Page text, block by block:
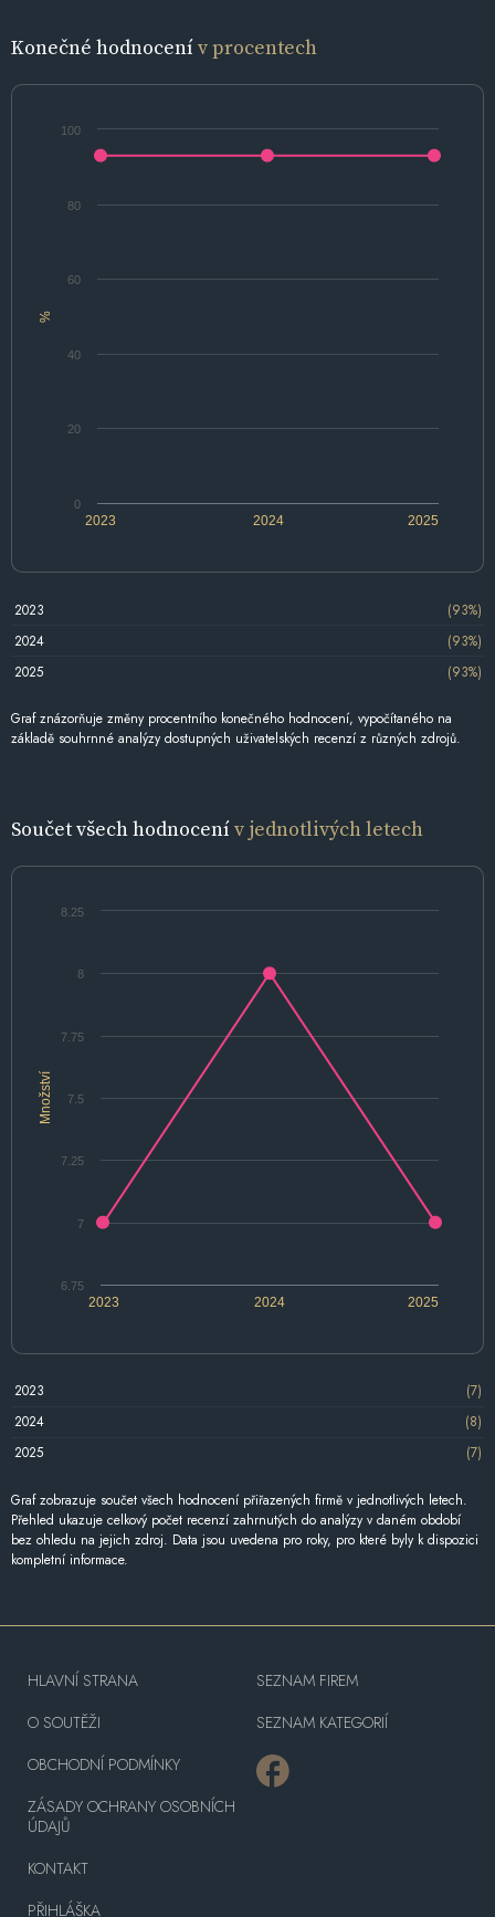
Konečné hodnocenív procentech
%
2023 2024 2025
0
20
40
60
80
100
2023
(93%)
2024
(93%)
2025
(93%)
Graf znázorňuje změny procentního konečného hodnocení, vypočítaného na
základě souhrnné analýzy dostupných uživatelských recenzí z různých zdrojů.
Součet všech hodnocenív jednotlivých letech
Množství
2024
2023 2025
6.75
7
7.25
7.5
7.75
8
8.25
2023
(7)
2024
(8)
2025
(7)
Graf zobrazuje součet všech hodnocení přiřazených firmě v jednotlivých letech.
Přehled ukazuje celkový počet recenzí zahrnutých do analýzy v daném období
bez ohledu na jejich zdroj. Data jsou uvedena pro roky, pro které byly k dispozici
kompletní informace.
HLAVNÍ STRANA
O SOUTĚŽI
OBCHODNÍ PODMÍNKY
ZÁSADY OCHRANY OSOBNÍCH
ÚDAJŮ
KONTAKT
PŘIHLÁŠKA
SEZNAM FIREM
SEZNAM KATEGORIÍ